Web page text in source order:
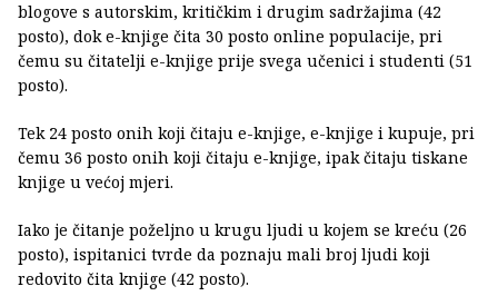
blogove s autorskim, kritičkim i drugim sadržajima (42
posto), dok e-knjige čita 30 posto online populacije, pri
čemu su čitatelji e-knjige prije svega učenici i studenti (51
posto).
Tek 24 posto onih koji čitaju e-knjige, e-knjige i kupuje, pri
čemu 36 posto onih koji čitaju e-knjige, ipak čitaju tiskane
knjige u većoj mjeri.
Iako je čitanje poželjno u krugu ljudi u kojem se kreću (26
posto), ispitanici tvrde da poznaju mali broj ljudi koji
redovito čita knjige (42 posto).